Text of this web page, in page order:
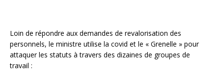
Loin de répondre aux demandes de revalorisation des
personnels, le ministre utilise la covid et le « Grenelle » pour
attaquer les statuts à travers des dizaines de groupes de
travail :